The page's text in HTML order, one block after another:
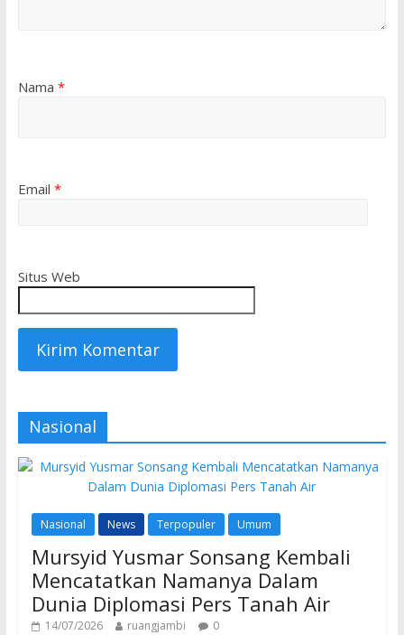
Nama *
Email *
Situs Web
Nasional
Nasional News Terpopuler Umum
Mursyid Yusmar Sonsang Kembali
Mencatatkan Namanya Dalam
Dunia Diplomasi Pers Tanah Air
14/07/2026 ruangjambi 0